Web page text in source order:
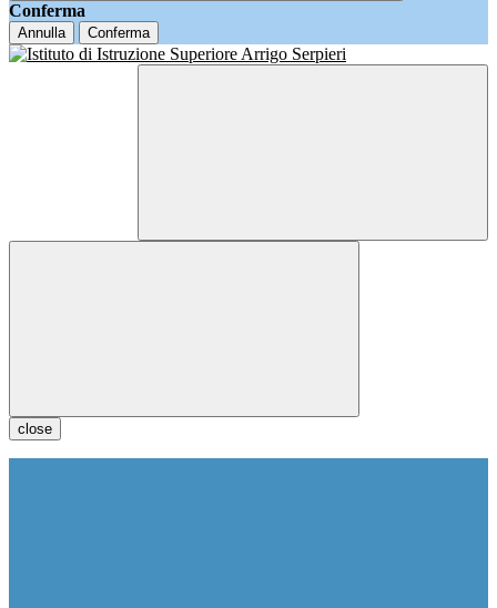
Conferma
Annulla Conferma
close